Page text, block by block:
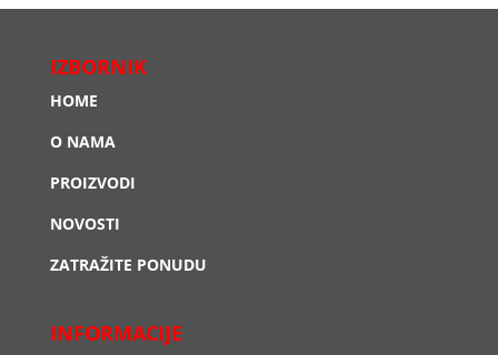
IZBORNIK
HOME
O NAMA
PROIZVODI
NOVOSTI
ZATRAŽITE PONUDU
INFORMACIJE